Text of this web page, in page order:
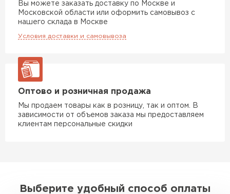
Вы можете заказать доставку по Москве и
Московской области или оформить самовывоз с
нашего склада в Москве
Условия доставки и самовывоза
Оптово и розничная продажа
Мы продаем товары как в розницу, так и оптом. В
зависимости от объемов заказа мы предоставляем
клиентам персональные скидки
Выберите удобный способ оплаты